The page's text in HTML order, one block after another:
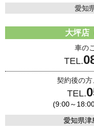
愛知
大坪店
車の
TEL.
契約後の
TEL.
(9:00～
愛知県津